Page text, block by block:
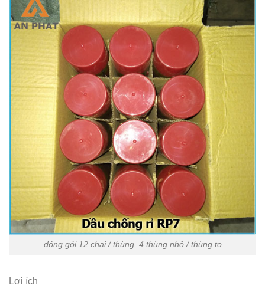
đóng gói 12 chai / thùng, 4 thùng nhỏ / thùng to
Lợi ích